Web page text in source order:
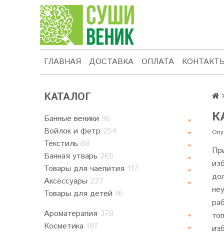
ГЛАВНАЯ ДОСТАВКА ОПЛАТА
КАТАЛОГ
Банные веники 96
Войлок и фетр 254
Текстиль 88
Банная утварь 265
Товары для чаепития 117
Аксессуары 227
Товары для детей 16
Ароматерапия 378
Косметика 187